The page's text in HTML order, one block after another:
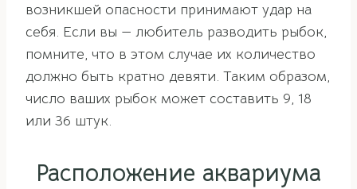
возникшей опасности принимают удар на
себя. Если вы — любитель разводить рыбок,
помните, что в этом случае их количество
должно быть кратно девяти. Таким образом,
число ваших рыбок может составить 9, 18
или 36 штук.
Расположение аквариума